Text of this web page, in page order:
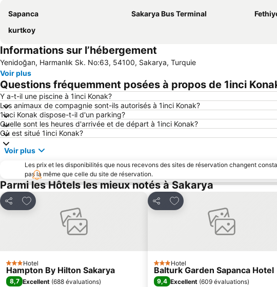
Sapanca Sakarya Bus Terminal
kurtkoy
Informations sur l’hébergement
Yenidoğan, Harmanlık Sk. No:63, 54100, Sakarya, Turquie
Voir plus
Questions fréquemment posées à propos de 1inci
Y a-t-il une piscine à 1inci Konak?
Les animaux de compagnie sont-ils autorisés à 1inci Konak?
1inci Konak dispose-t-il d'un parking?
Quelle sont les heures d'arrivée et de départ à 1inci Konak?
Où est situé 1inci Konak?
Voir plus
Les prix et les disponibilités que nous recevons des sites de réservation changent
pas la même que celle du site de réservation.
Parmi les Hôtels les mieux notés à Sakarya
Partager
Ajouter à mes favoris
3 Étoiles
Hotel
Hampton By Hilton Sakarya
8,7 Excellent (688 évaluations)
Partager
Ajouter à mes favoris
3 Étoiles
Hotel
Balturk Garden Sapanca Hotel
9,4 Excellent (609 évaluations)